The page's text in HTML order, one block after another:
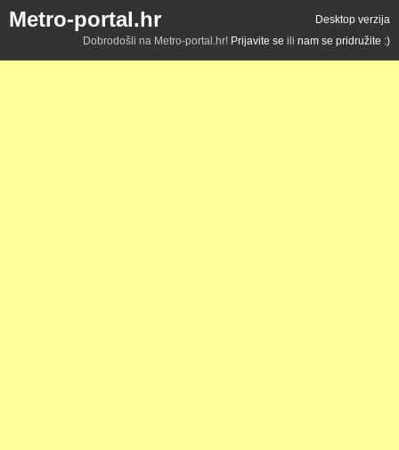
Metro-portal.hr
Desktop verzija
Dobrodošli na Metro-portal.hr! Prijavite se ili nam se pridružite :)